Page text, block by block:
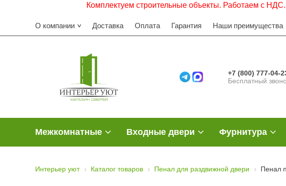
Комплектуем строительные объекты. Работаем с НДС.
О компании Доставка Оплата Гарантия Наши преимущества
+7 (800) 777-04-
Бесплатный
Межкомнатные Входные двери Фурнитура
Интерьер уют Каталог товаров Пенал для раздвижной двери Пенал